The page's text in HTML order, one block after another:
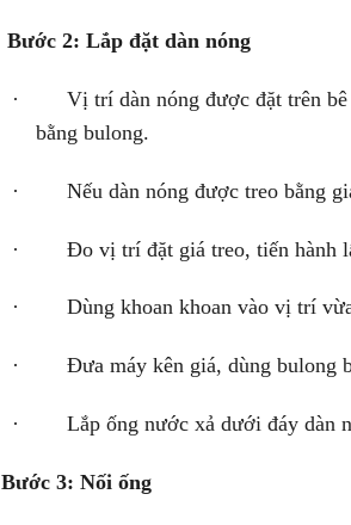
Bước 2: Lắp đặt dàn nóng
· Vị trí dàn nóng được đặt trên bê
bằng bulong.
· Nếu dàn nóng được treo bằng
· Đo vị trí đặt giá treo, tiến hành
· Dùng khoan khoan vào vị trí vừa
· Đưa máy kên giá, dùng bulong
· Lắp ống nước xả dưới đáy dàn
Bước 3: Nối ống